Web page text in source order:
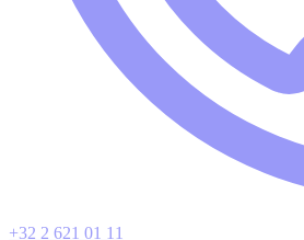
+32 2 621 01 11